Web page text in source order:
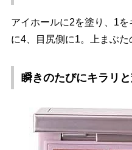
アイホールに2を塗り、1
に4、目尻側に1。上まぶた
瞬きのたびにキラリ